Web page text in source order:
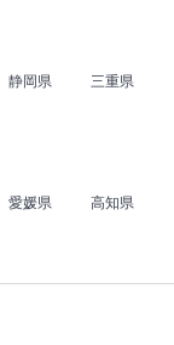
静岡県 三重県
愛媛県 高知県